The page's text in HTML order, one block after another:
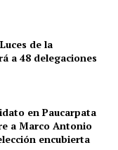
de la
a 48 delegaciones
en Paucarpata
a Marco Antonio
encubierta